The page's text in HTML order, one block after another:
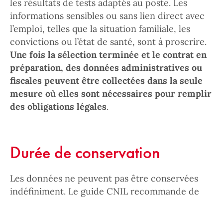
les résultats de tests adaptés au poste. Les
informations sensibles ou sans lien direct avec
l’emploi, telles que la situation familiale, les
convictions ou l’état de santé, sont à proscrire.
Une fois la sélection terminée et le contrat en
préparation, des données administratives ou
fiscales peuvent être collectées dans la seule
mesure où elles sont nécessaires pour remplir
des obligations légales.
Durée de conservation
Les données ne peuvent pas être conservées
indéfiniment. Le guide CNIL recommande de